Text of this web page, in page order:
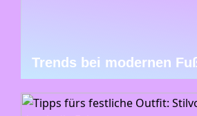
Trends bei modernen